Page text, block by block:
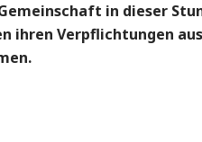
in dieser
ihren Verpflichtungen